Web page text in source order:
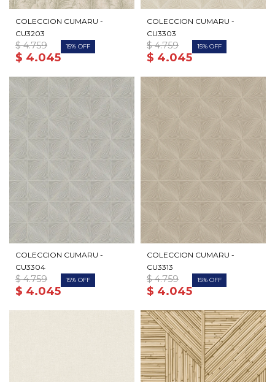
COLECCION CUMARU -
CU3203
$ 4.045
$ 4.759 15
COLECCION CUMARU -
CU3303
$ 4.045
$ 4.759 15
COLECCION CUMARU -
CU3304
$ 4.045
$ 4.759 15
COLECCION CUMARU -
CU3313
$ 4.045
$ 4.759 15